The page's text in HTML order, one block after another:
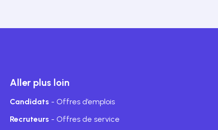
Aller plus loin
Candidats - Offres d’emplois
Recruteurs - Offres de service